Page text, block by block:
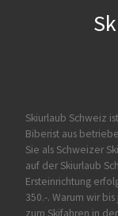
Skiurlaub Schweiz
Biberist aus
Sie als Schweizer
auf der Skiurlaub
Ersteinrichtung
350.-. Warum wir
zum Skifahren in